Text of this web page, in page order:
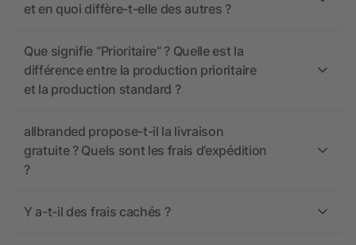
et en quoi diffère-t-elle des autres ?
Que signifie “Prioritaire” ? Quelle est la
différence entre la production prioritaire
et la production standard ?
allbranded propose-t-il la livraison
gratuite ? Quels sont les frais d’expédition
?
Y a-t-il des frais cachés ?